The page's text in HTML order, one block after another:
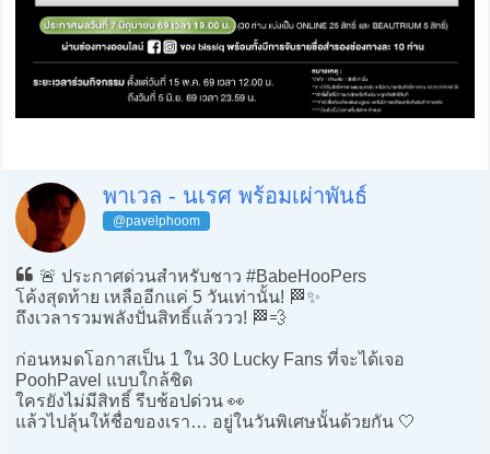
พาเวล - นเรศ พร้อมเผ่าพันธ์
@pavelphoom
🚨 ประกาศด่วนสำหรับชาว #BabeHooPers
โค้งสุดท้าย เหลืออีกแค่ 5 วันเท่านั้น! 🏁✨
ถึงเวลารวมพลังปั่นสิทธิ์แล้ววว! 🏁💨
ก่อนหมดโอกาสเป็น 1 ใน 30 Lucky Fans ที่จะได้เจอ
PoohPavel แบบใกล้ชิด
ใครยังไม่มีสิทธิ์ รีบช้อปด่วน 👀
แล้วไปลุ้นให้ชื่อของเรา… อยู่ในวันพิเศษนั้นด้วยกัน 🤍